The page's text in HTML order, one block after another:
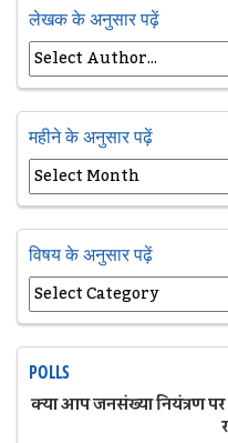
लेखक के अनुसार पढ़ें
महीने के अनुसार पढ़ें
विषय के अनुसार पढ़ें
POLLS
क्या आप जनसंख्या नियंत्रण